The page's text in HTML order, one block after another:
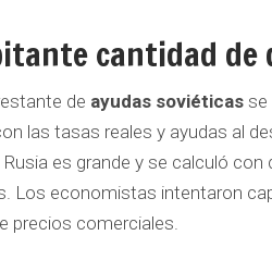
cantidad de
de ayudas soviéticas se
las tasas reales y ayudas al
es grande y se calculó
Los economistas intentaron
precios comerciales.